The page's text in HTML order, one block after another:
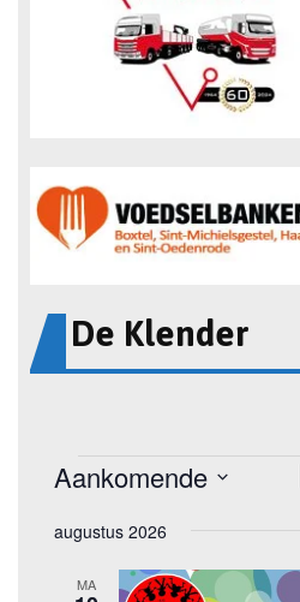
De Klender